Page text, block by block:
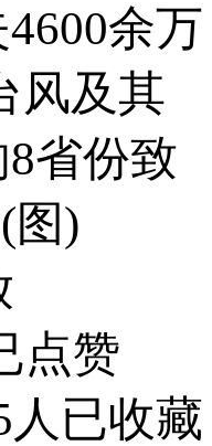
余万
风及其
省份致
图)
点赞
人已收藏